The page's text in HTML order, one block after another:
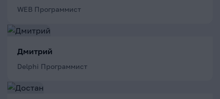
WEB Программист
Дмитрий
Delphi Программист